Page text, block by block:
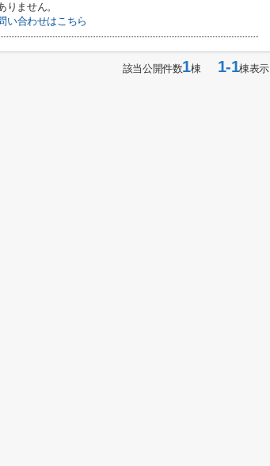
りません。
い合わせはこちら
該当公開件数1棟 1-1棟表示